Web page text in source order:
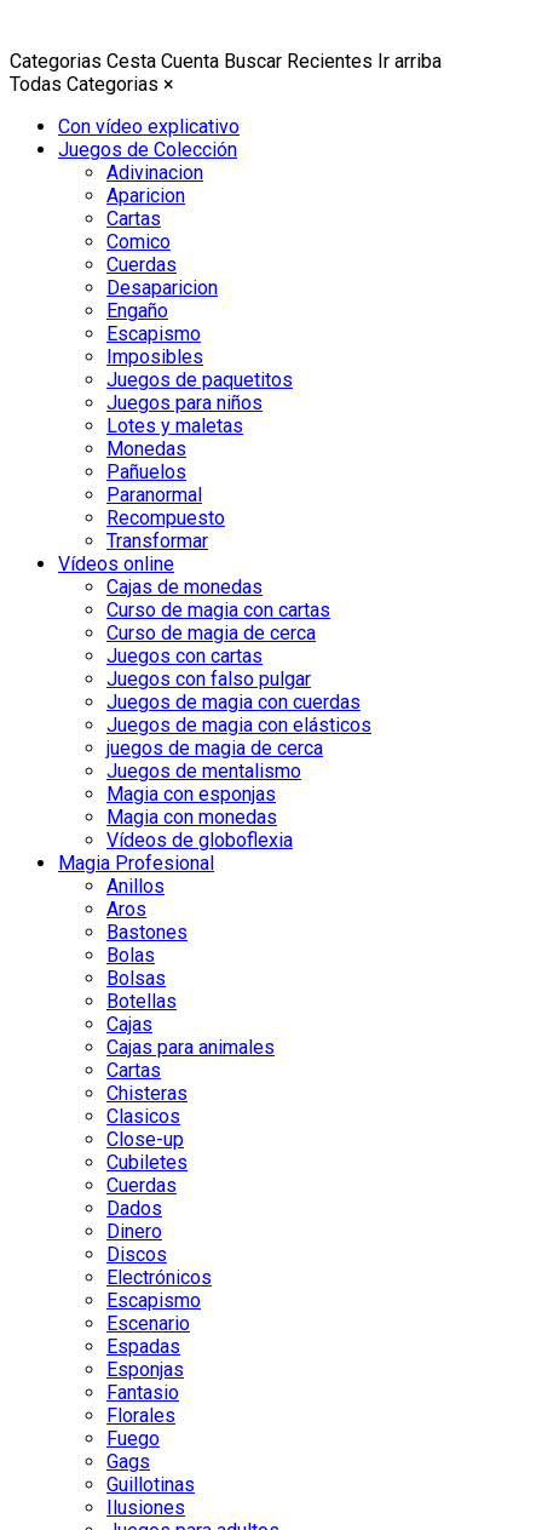
Categorias Cesta Cuenta Buscar Recientes Ir arriba
Todas Categorias ×
Con vídeo explicativo
Juegos de Colección
Adivinacion
Aparicion
Cartas
Comico
Cuerdas
Desaparicion
Engaño
Escapismo
Imposibles
Juegos de paquetitos
Juegos para niños
Lotes y maletas
Monedas
Pañuelos
Paranormal
Recompuesto
Transformar
Vídeos online
Cajas de monedas
Curso de magia con cartas
Curso de magia de cerca
Juegos con cartas
Juegos con falso pulgar
Juegos de magia con cuerdas
Juegos de magia con elásticos
juegos de magia de cerca
Juegos de mentalismo
Magia con esponjas
Magia con monedas
Vídeos de globoflexia
Magia Profesional
Anillos
Aros
Bastones
Bolas
Bolsas
Botellas
Cajas
Cajas para animales
Cartas
Chisteras
Clasicos
Close-up
Cubiletes
Cuerdas
Dados
Dinero
Discos
Electrónicos
Escapismo
Escenario
Espadas
Esponjas
Fantasio
Florales
Fuego
Gags
Guillotinas
Ilusiones